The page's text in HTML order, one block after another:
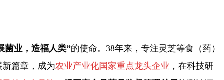
菌业，造福人类”的使命。38年来，专注灵芝等食（药）
篇章，成为农业产业化国家重点龙头企业 ，在科技研